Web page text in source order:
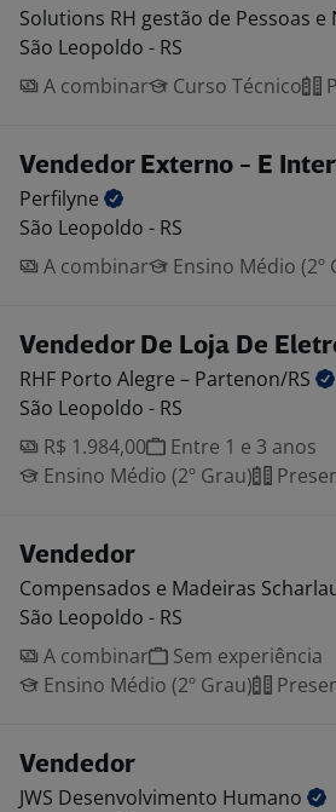
Solutions RH gestão de Pessoas e
São Leopoldo - RS
A combinar
Curso Técnico
Vendedor Externo - E
Perfilyne
São Leopoldo - RS
A combinar
Ensino Médio (2º
Vendedor De Loja De
RHF Porto Alegre – Partenon/RS
São Leopoldo - RS
R$ 1.984,00
Entre 1 e 3 anos
Ensino Médio (2º Grau)
Vendedor
Compensados e Madeiras
São Leopoldo - RS
A combinar
Sem experiência
Ensino Médio (2º Grau)
Vendedor
JWS Desenvolvimento Humano